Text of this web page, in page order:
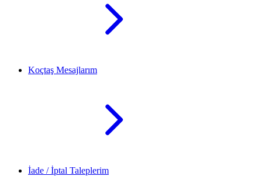
Koçtaş Mesajlarım
İade / İptal Taleplerim